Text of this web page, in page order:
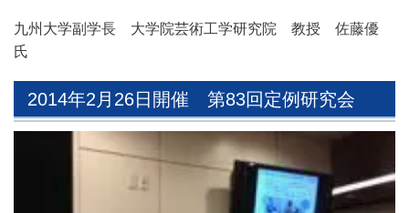
九州大学副学長 大学院芸術工学研究院 教授 佐藤優
氏
2014年2月26日開催 第83回定例研究会